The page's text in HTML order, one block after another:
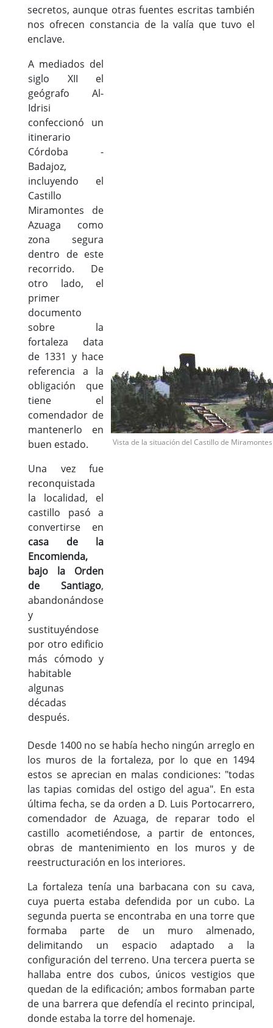
secretos, aunque otras fuentes escritas también
nos ofrecen constancia de la valía que tuvo el
enclave.
A mediados del
siglo XII el
geógrafo Al-
Idrisi
confeccionó un
itinerario
Córdoba -
Badajoz,
incluyendo el
Castillo
Miramontes de
Azuaga como
zona segura
dentro de este
recorrido. De
otro lado, el
primer
documento
sobre la
fortaleza data
de 1331 y hace
referencia a la
obligación que
tiene el
comendador de
mantenerlo en
buen estado.
Una vez fue
reconquistada
la localidad, el
castillo pasó a
convertirse en
casa de la
Encomienda,
bajo la Orden
de Santiago,
abandonándose
y
sustituyéndose
por otro edificio
más cómodo y
habitable
algunas
décadas
después.
Vista de la situación del Castillo de Miramontes
Desde 1400 no se había hecho ningún arreglo en
los muros de la fortaleza, por lo que en 1494
estos se aprecian en malas condiciones: "todas
las tapias comidas del ostigo del agua". En esta
última fecha, se da orden a D. Luis Portocarrero,
comendador de Azuaga, de reparar todo el
castillo acometiéndose, a partir de entonces,
obras de mantenimiento en los muros y de
reestructuración en los interiores.
La fortaleza tenía una barbacana con su cava,
cuya puerta estaba defendida por un cubo. La
segunda puerta se encontraba en una torre que
formaba parte de un muro almenado,
delimitando un espacio adaptado a la
configuración del terreno. Una tercera puerta se
hallaba entre dos cubos, únicos vestigios que
quedan de la edificación; ambos formaban parte
de una barrera que defendía el recinto principal,
donde estaba la torre del homenaje.